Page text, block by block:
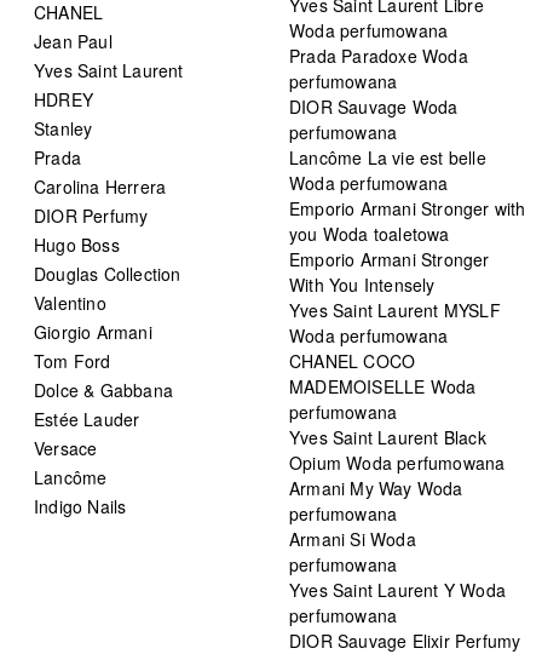
CHANEL
Jean Paul
Yves Saint Laurent
HDREY
Stanley
Prada
Carolina Herrera
DIOR Perfumy
Hugo Boss
Douglas Collection
Valentino
Giorgio Armani
Tom Ford
Dolce & Gabbana
Estée Lauder
Versace
Lancôme
Indigo Nails
Woda perfumowana
Prada Paradoxe Woda
perfumowana
DIOR Sauvage Woda
perfumowana
Lancôme La vie est belle
Woda perfumowana
Emporio Armani Stronger with
you Woda toaletowa
Emporio Armani Stronger
With You Intensely
Yves Saint Laurent MYSLF
Woda perfumowana
CHANEL COCO
MADEMOISELLE Woda
perfumowana
Yves Saint Laurent Black
Opium Woda perfumowana
Armani My Way Woda
perfumowana
Armani Si Woda
perfumowana
Yves Saint Laurent Y Woda
perfumowana
DIOR Sauvage Elixir Perfumy